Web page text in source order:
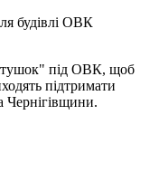
будівлі ОВК
під ОВК, щоб
підтримати